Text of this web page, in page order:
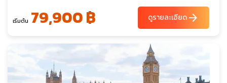
เริ่มต้น 79,900 ฿ ดูรายละเอียดarrow_forward